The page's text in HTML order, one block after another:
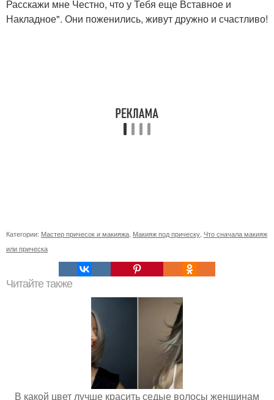
Расскажи мне Честно, что у Тебя еще Вставное и
Накладное". Они поженились, живут дружно и счастливо!
Категории: Мастер причесок и макияжа Макияж под прическу Что сначала макияж
или прическа
Читайте также
В какой цвет лучше красить седые волосы женщинам